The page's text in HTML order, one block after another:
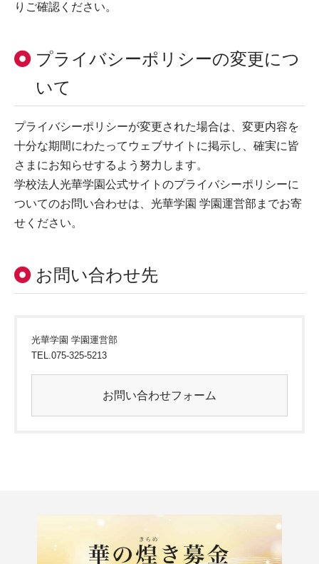
りご確認ください。
プライバシーポリシーの変更につ
いて
プライバシーポリシーが変更された場合は、変更内容を
十分な期間にわたってウェブサイトに掲示し、確実に皆
さまにお知らせするよう努力します。
学校法人光華学園公式サイトのプライバシーポリシーに
ついてのお問い合わせは、光華学園 学園運営部までお寄
せください。
お問い合わせ先
光華学園 学園運営部
TEL.075-325-5213
お問い合わせフォーム